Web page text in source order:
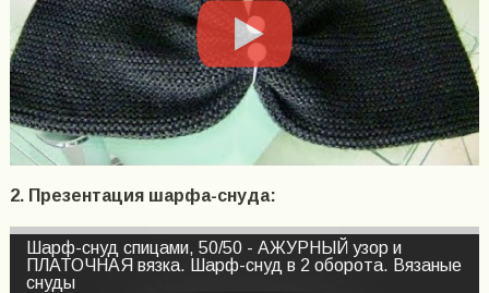
2. Презентация шарфа-снуда:
Шарф-снуд спицами, 50/50 - АЖУРНЫЙ узор и
ПЛАТОЧНАЯ вязка. Шарф-снуд в 2 оборота. Вязаные
снуды